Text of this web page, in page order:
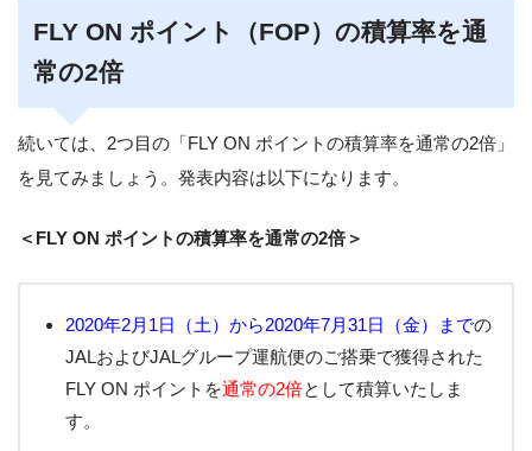
FLY ON ポイント（FOP）の積算率を通
常の2倍
続いては、2つ目の「FLY ON ポイントの積算率を通常の2倍」
を見てみましょう。発表内容は以下になります。
＜FLY ON ポイントの積算率を通常の2倍＞
2020年2月1日（土）から2020年7月31日（金）までの
JALおよびJALグループ運航便のご搭乗で獲得された
FLY ON ポイントを通常の2倍として積算いたしま
す。